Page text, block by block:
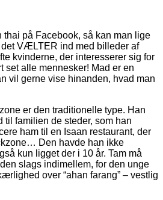
thai på Facebook, så kan man lige
VÆLTER ind med billeder af
kvinderne, der interesserer sig for
set alle mennesker! Mad er en
vil gerne vise hinanden, hvad man
er den traditionelle type. Han
til familien de steder, som han
ham til en Isaan restaurant, der
Den havde han ikke
kun ligget der i 10 år. Tam må
slags indimellem, for den unge
over “ahan farang” – vestlig